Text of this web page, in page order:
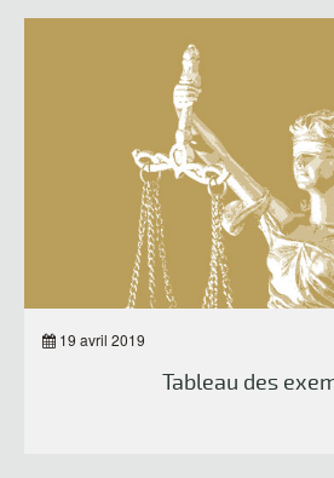
19 avril 2019
Tableau des